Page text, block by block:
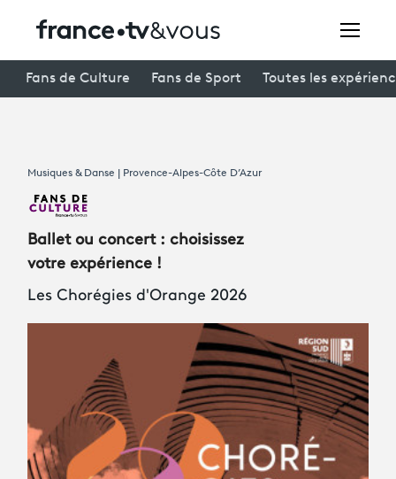
Avantages fidélité
Creators
À la une
Participer et assister à une émission
À votre écoute
tv
Fans de Culture Fans de Sport Toutes les
Musiques & Danse | Provence-Alpes-Côte D’Azur
Ballet ou concert : choisissez
votre expérience !
Les Chorégies d'Orange 2026